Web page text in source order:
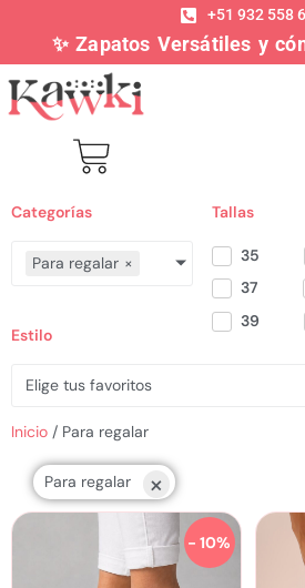
+51 932 558
✨ Zapatos Versátiles y
Categorías
Para regalar ×
Tallas
35
37
39
Estilo
Elige tus favoritos
Inicio / Para regalar
Para regalar ×
- 10%